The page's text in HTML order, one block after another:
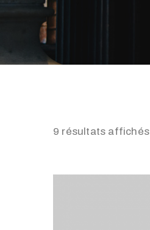
9 résultats affichés